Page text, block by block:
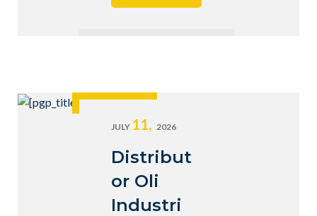
JULY 11, 2026
Distribut
or Oli
Industri